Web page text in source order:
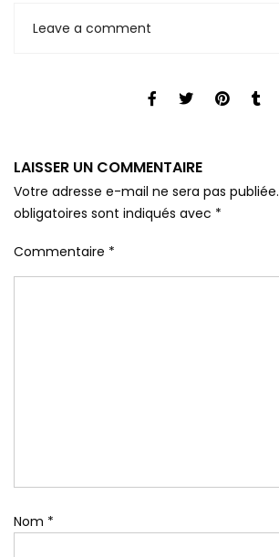
Leave a comment
LAISSER UN COMMENTAIRE
Votre adresse e-mail ne sera pas publiée.
obligatoires sont indiqués avec *
Commentaire *
Nom *